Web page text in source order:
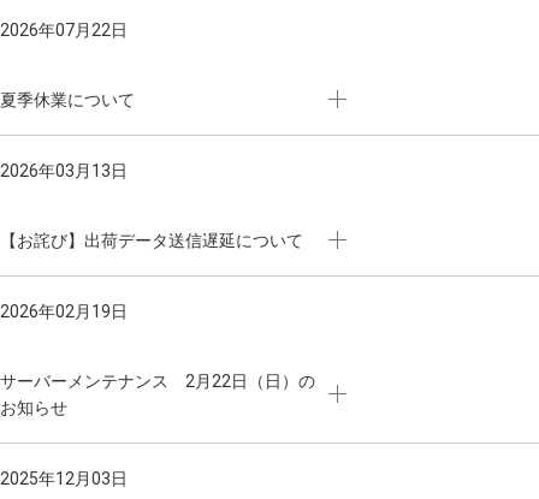
2026年07月22日
夏季休業について
2026年03月13日
【お詫び】出荷データ送信遅延について
2026年02月19日
サーバーメンテナンス 2月22日（日）の
お知らせ
2025年12月03日